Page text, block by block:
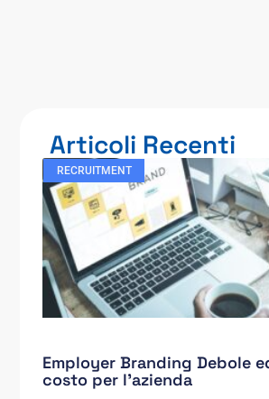
Articoli Recenti
RECRUITMENT
Employer Branding Debole
costo per l’azienda